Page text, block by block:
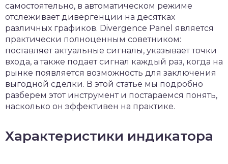
самостоятельно, в автоматическом режиме
отслеживает дивергенции на десятках
различных графиков. Divergence Panel является
практически полноценным советником:
поставляет актуальные сигналы, указывает точки
входа, а также подает сигнал каждый раз, когда на
рынке появляется возможность для заключения
выгодной сделки. В этой статье мы подробно
разберем этот инструмент и постараемся понять,
насколько он эффективен на практике.
Характеристики индикатора